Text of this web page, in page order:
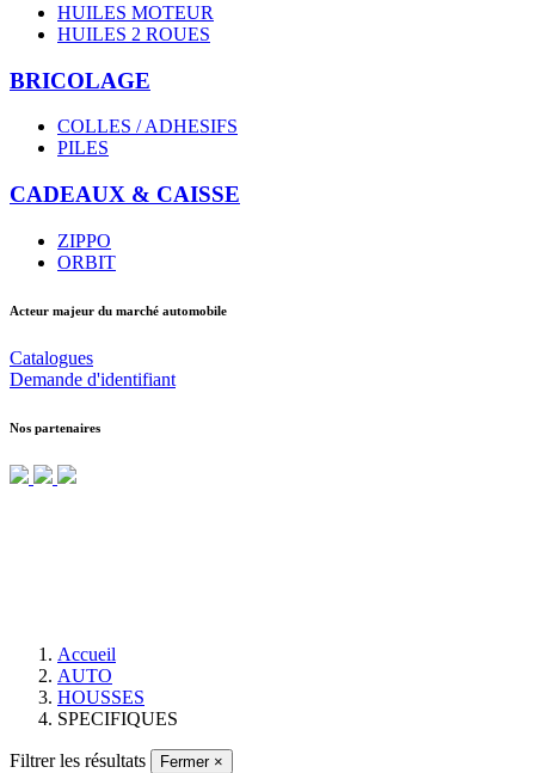
HUILES MOTEUR
HUILES 2 ROUES
BRICOLAGE
COLLES / ADHESIFS
PILES
CADEAUX & CAISSE
ZIPPO
ORBIT
Acteur majeur du marché automobile
Catalogues
Demande d'identifiant
Nos partenaires
Accueil
AUTO
HOUSSES
SPECIFIQUES
Filtrer les résultats Fermer ×